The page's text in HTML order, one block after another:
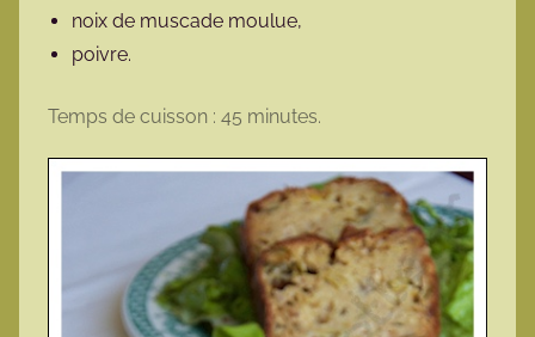
noix de muscade moulue,
poivre.
Temps de cuisson : 45 minutes.